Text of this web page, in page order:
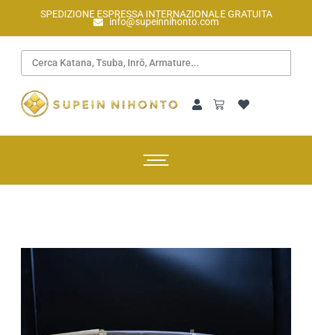
SPEDIZIONE ESPRESSA INTERNAZIONALE GRATUITA
info@supeinnihonto.com